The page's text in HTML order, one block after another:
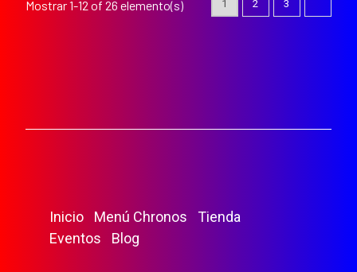
Mostrar 1-12 of 26 elemento(s) 1 2 3
Inicio Menú Chronos
Tienda
Eventos
Blog